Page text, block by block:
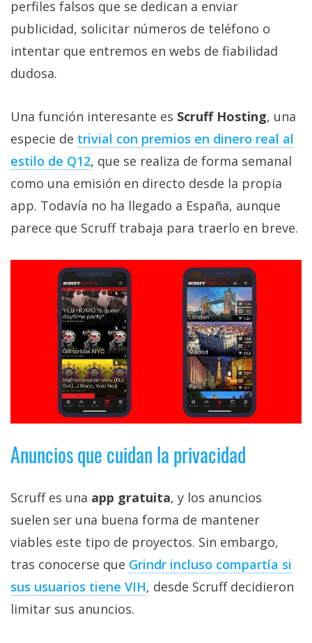
perfiles falsos que se dedican a enviar
publicidad, solicitar números de teléfono o
intentar que entremos en webs de fiabilidad
dudosa.
Una función interesante es Scruff Hosting, una
especie de trivial con premios en dinero real al
estilo de Q12, que se realiza de forma semanal
como una emisión en directo desde la propia
app. Todavía no ha llegado a España, aunque
parece que Scruff trabaja para traerlo en breve.
Anuncios que cuidan la privacidad
Scruff es una app gratuita, y los anuncios
suelen ser una buena forma de mantener
viables este tipo de proyectos. Sin embargo,
tras conocerse que Grindr incluso compartía si
sus usuarios tiene VIH, desde Scruff decidieron
limitar sus anuncios.